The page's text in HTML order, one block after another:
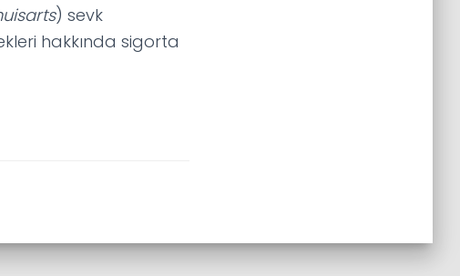
) sevk
hakkında sigorta